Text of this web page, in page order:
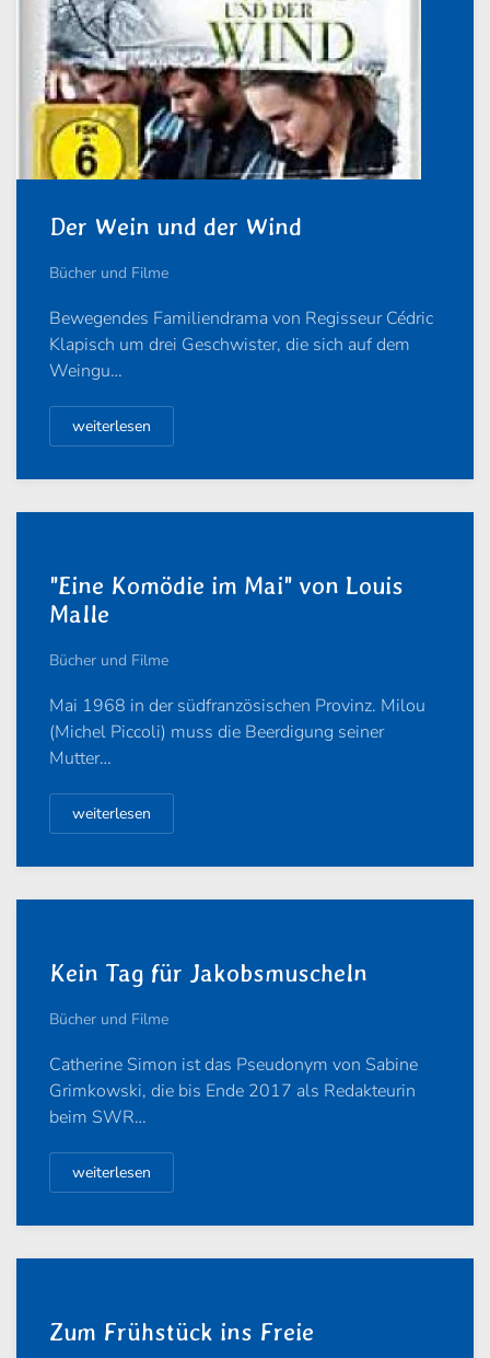
Der Wein und der Wind
Bücher und Filme
Bewegendes Familiendrama von Regisseur Cédric
Klapisch um drei Geschwister, die sich auf dem
Weingu…
weiterlesen
"Eine Komödie im Mai" von Louis
Malle
Bücher und Filme
Mai 1968 in der südfranzösischen Provinz. Milou
(Michel Piccoli) muss die Beerdigung seiner
Mutter…
weiterlesen
Kein Tag für Jakobsmuscheln
Bücher und Filme
Catherine Simon ist das Pseudonym von Sabine
Grimkowski, die bis Ende 2017 als Redakteurin
beim SWR…
weiterlesen
Zum Frühstück ins Freie